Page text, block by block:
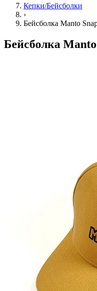
Кепки/Бейсболки
›
Бейсболка Manto
Бейсболка